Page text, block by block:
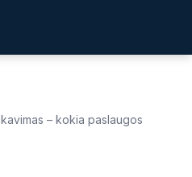
– kokia paslaugos